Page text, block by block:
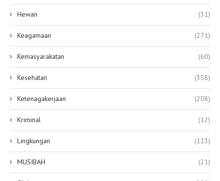
Hewan (31)
Keagamaan (271)
Kemasyarakatan (60)
Kesehatan (358)
Ketenagakerjaan (208)
Kriminal (12)
Lingkungan (113)
MUSIBAH (21)